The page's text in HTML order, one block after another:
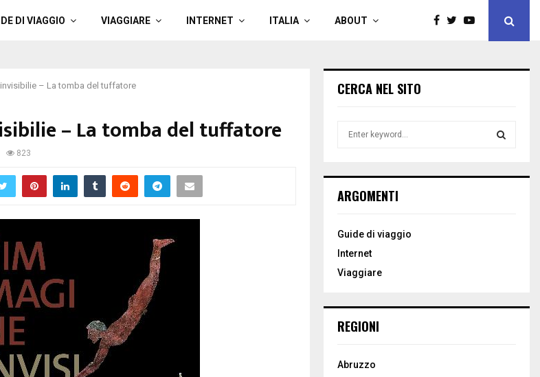
DI VIAGGIO VIAGGIARE INTERNET ITALIA ABOUT
invisibilie – La tomba del tuffatore
– La tomba del tuffatore
823
CERCA NEL SITO
h
o
:
ARGOMENTI
Guide di viaggio
Internet
Viaggiare
REGIONI
Abruzzo